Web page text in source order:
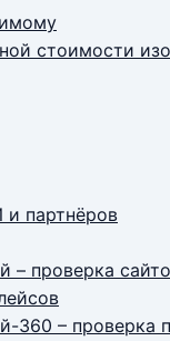
стоимости
партнёров
– проверка
360 – проверка